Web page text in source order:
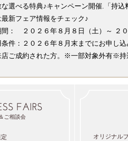
選べる特典♪キャンペーン開催.「持込
新フェア情報をチェック♪
間： ２０２６年８月８日（土）～ ２
条件：２０２６年８月末までにお申し
店ご成約された方。※一部対象外有※持
ご相談会
オリジナル